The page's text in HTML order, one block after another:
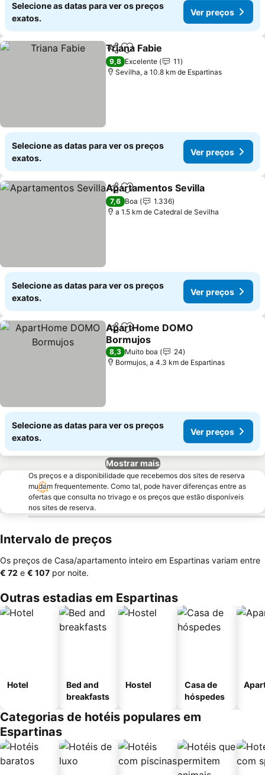
Selecione as datas para ver os preços
exatos.
Ver preços
PartilharAdicionar aos favoritos
Triana Fabie
9,8 Excelente
11
Sevilha, a 10.8 km de Espartinas
Selecione as datas para ver os preços
exatos.
Ver preços
PartilharAdicionar aos favoritos
Apartamentos Sevilla
7,6 Boa
1.336
a 1.5 km de Catedral de Sevilha
Selecione as datas para ver os preços
exatos.
Ver preços
PartilharAdicionar aos favoritos
ApartHome DOMO
Bormujos
Ver preços
8,3 Muito boa
24
Bormujos, a 4.3 km de Espartinas
Selecione as datas para ver os preços
exatos.
Ver preços
Mostrar mais
Os preços e a disponibilidade que recebemos dos sites de reserva
mudam frequentemente. Como tal, pode haver diferenças entre as
ofertas que consulta no trivago e os preços que estão disponíveis
nos sites de reserva.
Intervalo de preços
Os preços de Casa/apartamento inteiro em Espartinas variam entre
‎€ 72 e ‎€ 107 por noite.
Outras estadias em Espartinas
Hotel
Bed and
breakfasts
Hostel
Casa de
hóspedes
Categorias de hotéis populares em
Espartinas